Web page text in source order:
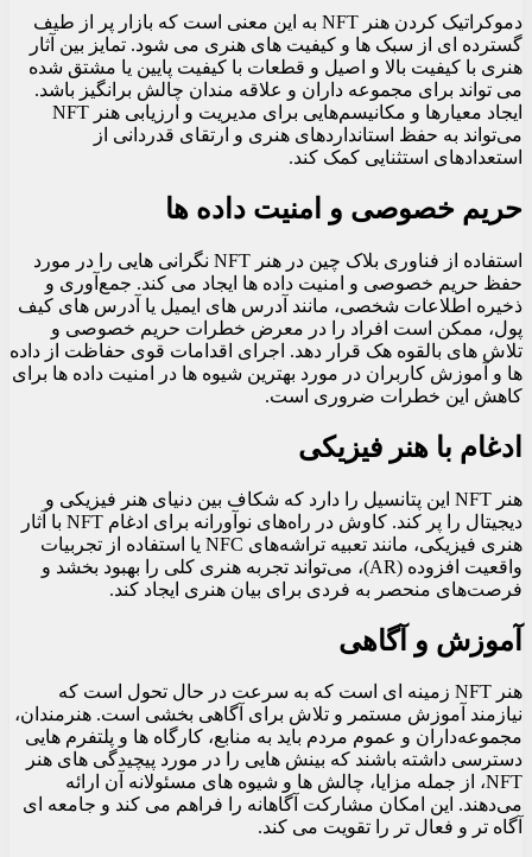
دموکراتیک کردن هنر NFT به این معنی است که بازار پر از طیف
گسترده ای از سبک ها و کیفیت های هنری می شود. تمایز بین آثار
هنری با کیفیت بالا و اصیل و قطعات با کیفیت پایین یا مشتق شده
می تواند برای مجموعه داران و علاقه مندان چالش برانگیز باشد.
ایجاد معیارها و مکانیسم‌هایی برای مدیریت و ارزیابی هنر NFT
می‌تواند به حفظ استانداردهای هنری و ارتقای قدردانی از
استعدادهای استثنایی کمک کند.
حریم خصوصی و امنیت داده ها
استفاده از فناوری بلاک چین در هنر NFT نگرانی هایی را در مورد
حفظ حریم خصوصی و امنیت داده ها ایجاد می کند. جمع‌آوری و
ذخیره اطلاعات شخصی، مانند آدرس‌ های ایمیل یا آدرس‌ های کیف
پول، ممکن است افراد را در معرض خطرات حریم خصوصی و
تلاش‌ های بالقوه هک قرار دهد. اجرای اقدامات قوی حفاظت از داده
ها و آموزش کاربران در مورد بهترین شیوه ها در امنیت داده ها برای
کاهش این خطرات ضروری است.
ادغام با هنر فیزیکی
هنر NFT این پتانسیل را دارد که شکاف بین دنیای هنر فیزیکی و
دیجیتال را پر کند. کاوش در راه‌های نوآورانه برای ادغام NFT با آثار
هنری فیزیکی، مانند تعبیه تراشه‌های NFC یا استفاده از تجربیات
واقعیت افزوده (AR)، می‌تواند تجربه هنری کلی را بهبود بخشد و
فرصت‌های منحصر به فردی برای بیان هنری ایجاد کند.
آموزش و آگاهی
هنر NFT زمینه ای است که به سرعت در حال تحول است که
نیازمند آموزش مستمر و تلاش برای آگاهی بخشی است. هنرمندان،
مجموعه‌داران و عموم مردم باید به منابع، کارگاه‌ ها و پلتفرم‌ هایی
دسترسی داشته باشند که بینش‌ هایی را در مورد پیچیدگی‌ های هنر
NFT، از جمله مزایا، چالش‌ ها و شیوه‌ های مسئولانه آن ارائه
می‌دهند. این امکان مشارکت آگاهانه را فراهم می کند و جامعه ای
آگاه تر و فعال تر را تقویت می کند.